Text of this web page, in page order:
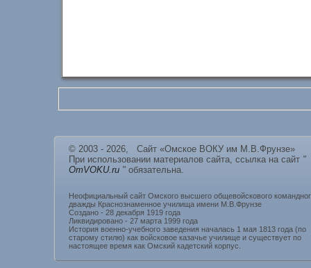
© 2003 - 2026, Сайт «Омское ВОКУ им М.В.Фрунзе»
При использовании материалов сайта, ссылка на сайт "
OmVOKU.ru " обязательна.
Неофициальный сайт Омского высшего общевойскового
дважды Краснознаменное училища имени М.В.Фрунзе
Создано - 28 декабря 1919 года
Ликвидировано - 27 марта 1999 года
История военно-учебного заведения началась 1 мая 1813 года (по
старому стилю) как войсковое казачье училище и существует по
настоящее время как Омский кадетский корпус.